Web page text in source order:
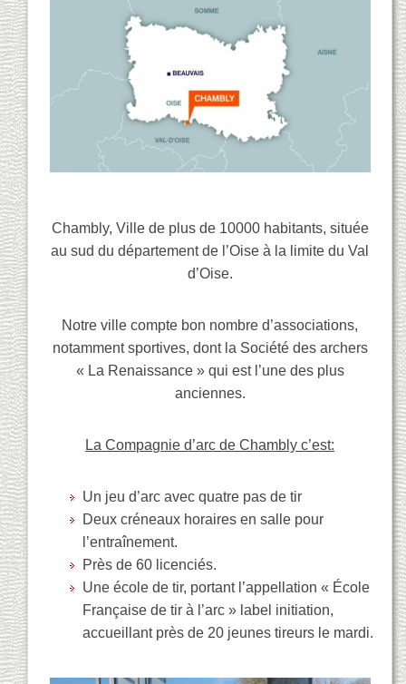
Chambly, Ville de plus de 10000 habitants, située
au sud du département de l’Oise à la limite du Val
d’Oise.
Notre ville compte bon nombre d’associations,
notamment sportives, dont la Société des archers
« La Renaissance » qui est l’une des plus
anciennes.
La Compagnie d’arc de Chambly c’est:
Un jeu d’arc avec quatre pas de tir
Deux créneaux horaires en salle pour
l’entraînement.
Près de 60 licenciés.
Une école de tir, portant l’appellation « École
Française de tir à l’arc » label initiation,
accueillant près de 20 jeunes tireurs le mardi.